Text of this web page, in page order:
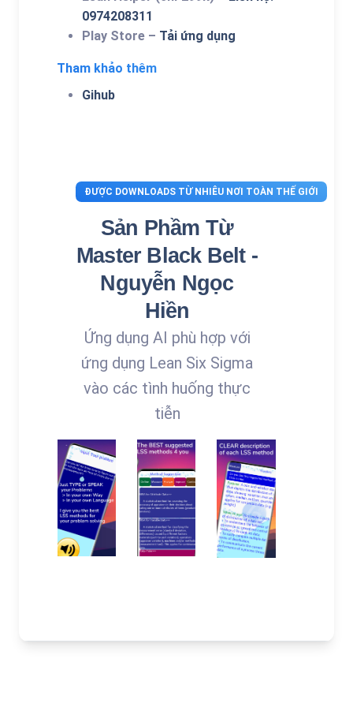
0974208311
Play Store – Tải ứng dụng
Tham khảo thêm
Gihub
ĐƯỢC DOWNLOADS TỪ NHIÊU NƠI TOÀN THẾ GIỚI
Sản Phầm Từ
Master Black Belt -
Nguyễn Ngọc
Hiền
Ứng dụng AI phù hợp với
ứng dụng Lean Six Sigma
vào các tình huống thực
tiễn